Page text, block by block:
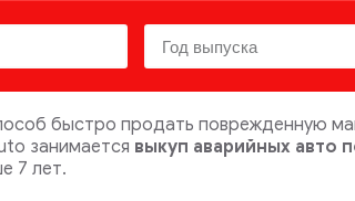
быстро продать поврежденную
занимается выкуп аварийных авто
7 лет.